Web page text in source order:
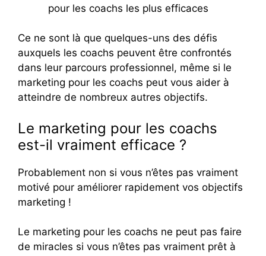
pour les coachs les plus efficaces
Ce ne sont là que quelques-uns des défis
auxquels les coachs peuvent être confrontés
dans leur parcours professionnel, même si le
marketing pour les coachs peut vous aider à
atteindre de nombreux autres objectifs.
Le marketing pour les coachs
est-il vraiment efficace ?
Probablement non si vous n’êtes pas vraiment
motivé pour améliorer rapidement vos objectifs
marketing !
Le marketing pour les coachs ne peut pas faire
de miracles si vous n’êtes pas vraiment prêt à